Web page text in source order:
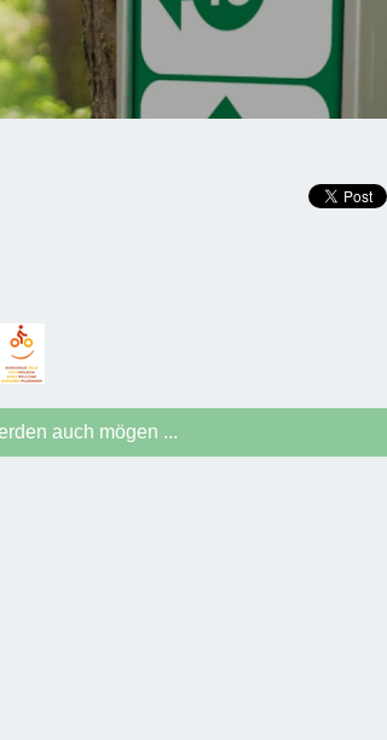
auch mögen ...